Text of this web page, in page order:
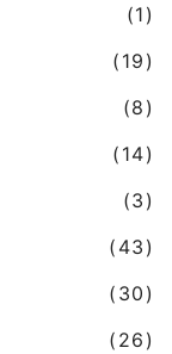
(1)
(19)
(8)
(14)
(3)
(43)
(30)
(26)